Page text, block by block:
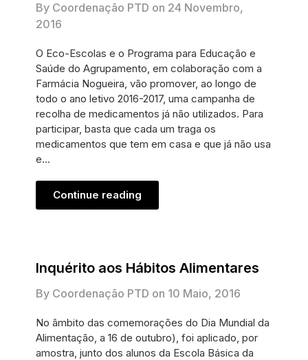
By Coordenação PTD on 24 Novembro,
2016
O Eco-Escolas e o Programa para Educação e
Saúde do Agrupamento, em colaboração com a
Farmácia Nogueira, vão promover, ao longo de
todo o ano letivo 2016-2017, uma campanha de
recolha de medicamentos já não utilizados. Para
participar, basta que cada um traga os
medicamentos que tem em casa e que já não usa
e…
Continue reading
Inquérito aos Hábitos Alimentares
By Coordenação PTD on 10 Maio, 2016
No âmbito das comemorações do Dia Mundial da
Alimentação, a 16 de outubro), foi aplicado, por
amostra, junto dos alunos da Escola Básica da